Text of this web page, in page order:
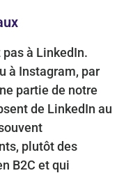
à LinkedIn.
à Instagram, par
partie de notre
de LinkedIn au
plutôt des
B2C et qui